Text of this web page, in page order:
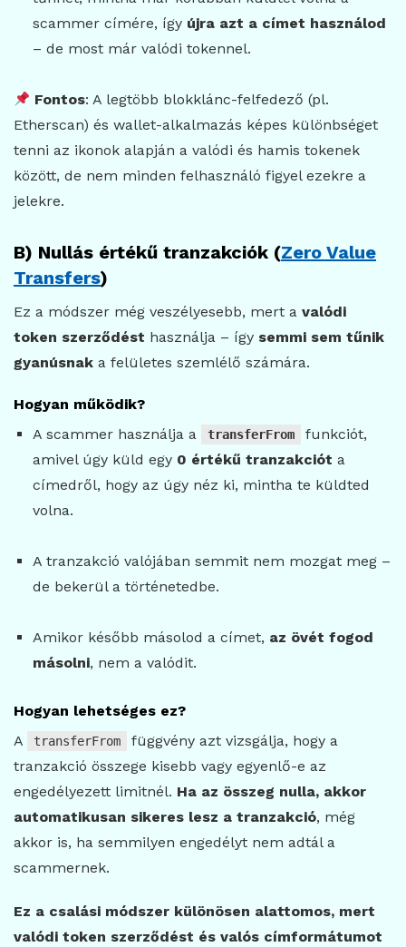
scammer címére, így újra azt a címet használod
– de most már valódi tokennel.
Fontos: A legtöbb blokklánc-felfedező (pl.
Etherscan) és wallet-alkalmazás képes különbséget
tenni az ikonok alapján a valódi és hamis tokenek
között, de nem minden felhasználó figyel ezekre a
jelekre.
B) Nullás értékű tranzakciók (Zero Value
Transfers)
Ez a módszer még veszélyesebb, mert a valódi
token szerződést használja – így semmi sem tűnik
gyanúsnak a felületes szemlélő számára.
Hogyan működik?
A scammer használja a
transferFrom
funkciót,
amivel úgy küld egy 0 értékű tranzakciót a
címedről, hogy az úgy néz ki, mintha te küldted
volna.
A tranzakció valójában semmit nem mozgat meg –
de bekerül a történetedbe.
Amikor később másolod a címet, az övét fogod
másolni, nem a valódit.
Hogyan lehetséges ez?
A
transferFrom
függvény azt vizsgálja, hogy a
tranzakció összege kisebb vagy egyenlő-e az
engedélyezett limitnél. Ha az összeg nulla, akkor
automatikusan sikeres lesz a tranzakció, még
akkor is, ha semmilyen engedélyt nem adtál a
scammernek.
Ez a csalási módszer különösen alattomos, mert
valódi token szerződést és valós címformátumot